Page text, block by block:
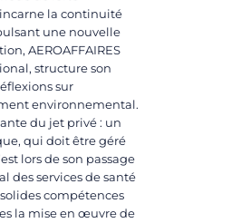
la continuité
une nouvelle
AEROAFFAIRES
structure son
sur
environnemental.
du jet privé : un
qui doit être géré
lors de son passage
des services de santé
compétences
la mise en œuvre de